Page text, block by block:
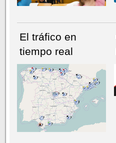
NÚMERO ACTUALHEMEROTECA
El tráfico en
tiempo real